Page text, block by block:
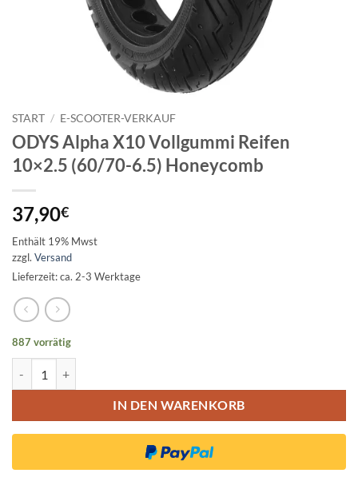
START / E-SCOOTER-VERKAUF
ODYS Alpha X10 Vollgummi Reifen
10×2.5 (60/70-6.5) Honeycomb
37,90€
Enthält 19% Mwst
zzgl. Versand
Lieferzeit: ca. 2-3 Werktage
887 vorrätig
IN DEN WARENKORB